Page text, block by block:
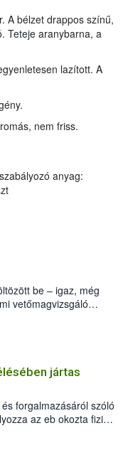
A bélzet drappos színű,
Teteje aranybarna, a
lazított. A
nem friss.
anyag:
be – igaz, még
vetőmagvizsgáló
Czigler Győző által
jártas
forgalmazásáról szóló
az eb okozta fizikai
felmerülő
eb tartását és annak